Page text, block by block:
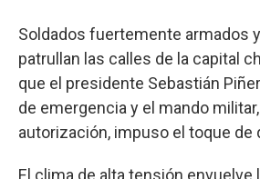
Soldados fuertemente armados
patrullan las calles de la capital
que el presidente Sebastián
de emergencia y el mando
autorización, impuso el toque de